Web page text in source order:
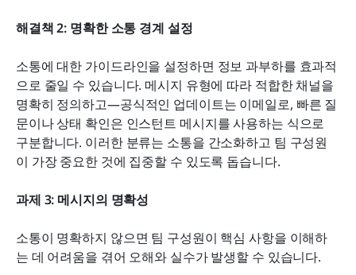
해결책 2: 명확한 소통 경계 설정
소통에 대한 가이드라인을 설정하면 정보 과부하를 효과적
으로 줄일 수 있습니다. 메시지 유형에 따라 적합한 채널을
명확히 정의하고—공식적인 업데이트는 이메일로, 빠른 질
문이나 상태 확인은 인스턴트 메시지를 사용하는 식으로
구분합니다. 이러한 분류는 소통을 간소화하고 팀 구성원
이 가장 중요한 것에 집중할 수 있도록 돕습니다.
과제 3: 메시지의 명확성
소통이 명확하지 않으면 팀 구성원이 핵심 사항을 이해하
는 데 어려움을 겪어 오해와 실수가 발생할 수 있습니다.